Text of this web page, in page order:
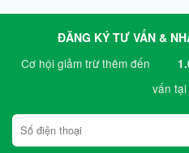
ĐĂNG KÝ TƯ VẤN &
Cơ hội giảm trừ thêm đến
vấn